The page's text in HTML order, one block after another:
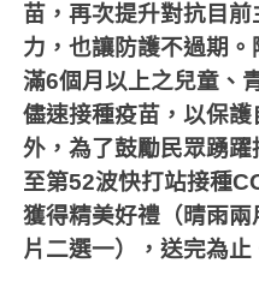
苗，再次提升對抗目
力，也讓防護不過期
滿6個月以上之兒童、
儘速接種疫苗，以保
外，為了鼓勵民眾踴
至第52波快打站接種
獲得精美好禮（晴雨
片二選一），送完為止